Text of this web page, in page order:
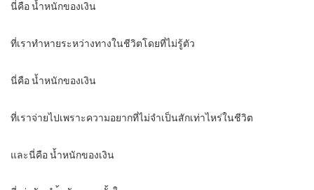
นี่คือ น้ำหนักของเงิน
ที่เราทำหายระหว่างทางในชีวิตโดยที่ไม่รู้ตัว
นี่คือ น้ำหนักของเงิน
ที่เราจ่ายไปเพราะความอยากที่ไม่จำเป็นสักเท่าไหร่ในชีวิต
และนี่คือ น้ำหนักของเงิน